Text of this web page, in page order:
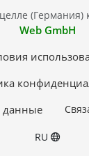
(Германия)
Web GmbH
RU